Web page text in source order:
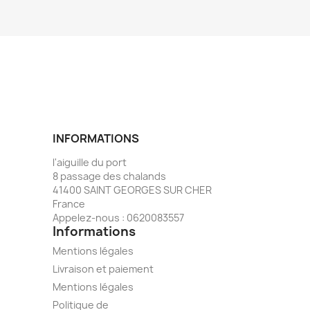
INFORMATIONS
l'aiguille du port
8 passage des chalands
41400 SAINT GEORGES SUR CHER
France
Appelez-nous : 0620083557
Informations
Mentions légales
Livraison et paiement
Mentions légales
Politique de